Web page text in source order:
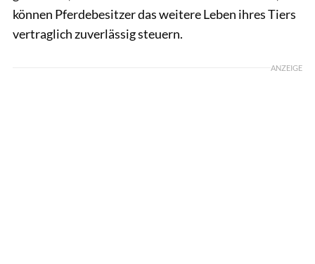
können Pferdebesitzer das weitere Leben ihres Tiers
vertraglich zuverlässig steuern.
ANZEIGE